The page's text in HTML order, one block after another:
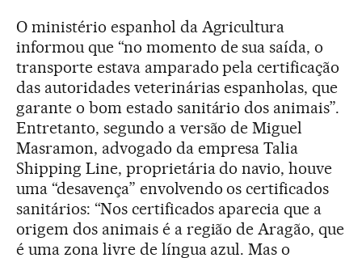
O ministério espanhol da Agricultura
informou que “no momento de sua saída, o
transporte estava amparado pela certificação
das autoridades veterinárias espanholas, que
garante o bom estado sanitário dos animais”.
Entretanto, segundo a versão de Miguel
Masramon, advogado da empresa Talia
Shipping Line, proprietária do navio, houve
uma “desavença” envolvendo os certificados
sanitários: “Nos certificados aparecia que a
origem dos animais é a região de Aragão, que
é uma zona livre de língua azul. Mas o